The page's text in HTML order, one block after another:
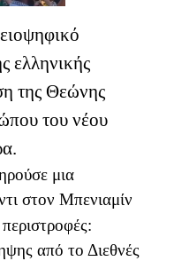
ελληνικής
της Θεώνης
του νέου
μια
στον Μπενιαμίν
από το Διεθνές